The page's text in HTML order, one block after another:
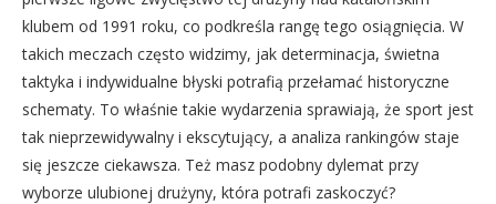
klubem od 1991 roku, co podkreśla rangę tego osiągnięcia. W
takich meczach często widzimy, jak determinacja, świetna
taktyka i indywidualne błyski potrafią przełamać historyczne
schematy. To właśnie takie wydarzenia sprawiają, że sport jest
tak nieprzewidywalny i ekscytujący, a analiza rankingów staje
się jeszcze ciekawsza. Też masz podobny dylemat przy
wyborze ulubionej drużyny, która potrafi zaskoczyć?